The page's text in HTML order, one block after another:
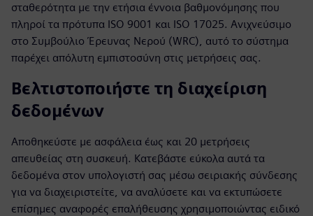
σταθερότητα με την ετήσια έννοια βαθμονόμησης που
πληροί τα πρότυπα ISO 9001 και ISO 17025. Ανιχνεύσιμο
στο Συμβούλιο Έρευνας Νερού (WRC), αυτό το σύστημα
παρέχει απόλυτη εμπιστοσύνη στις μετρήσεις σας.
Βελτιστοποιήστε τη διαχείριση
δεδομένων
Αποθηκεύστε με ασφάλεια έως και 20 μετρήσεις
απευθείας στη συσκευή. Κατεβάστε εύκολα αυτά τα
δεδομένα στον υπολογιστή σας μέσω σειριακής σύνδεσης
για να διαχειριστείτε, να αναλύσετε και να εκτυπώσετε
επίσημες αναφορές επαλήθευσης χρησιμοποιώντας ειδικό